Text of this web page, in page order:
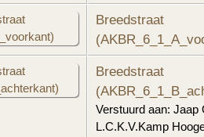
Breedstraat
Breedstraat
Verstuurd aan: Jaap
L.C.K.V.Kamp